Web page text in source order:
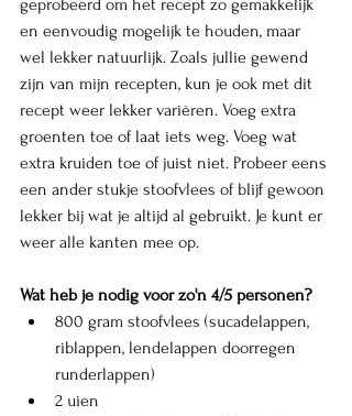
geprobeerd om het recept zo gemakkelijk
en eenvoudig mogelijk te houden, maar
wel lekker natuurlijk. Zoals jullie gewend
zijn van mijn recepten, kun je ook met dit
recept weer lekker variëren. Voeg extra
groenten toe of laat iets weg. Voeg wat
extra kruiden toe of juist niet. Probeer eens
een ander stukje stoofvlees of blijf gewoon
lekker bij wat je altijd al gebruikt. Je kunt er
weer alle kanten mee op.
Wat heb je nodig voor zo'n 4/5 personen?
800 gram stoofvlees (sucadelappen,
riblappen, lendelappen doorregen
runderlappen)
2 uien